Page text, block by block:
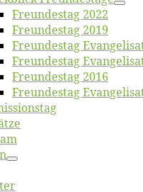
Freun­des­tag 2022
Freun­des­tag 2019
Freun­des­tag
Freun­des­tag
Freun­des­tag 2016
Freun­des­tag